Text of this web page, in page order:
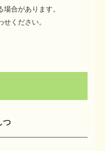
合があります。
ください。
つ